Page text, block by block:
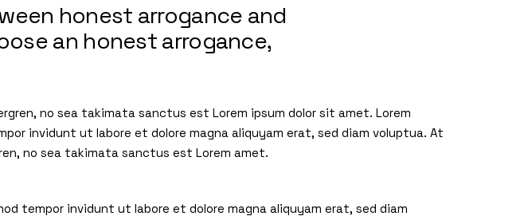
honest arrogance and
an honest arrogance,
no sea takimata sanctus est Lorem ipsum dolor sit amet. Lorem
invidunt ut labore et dolore magna aliquyam erat, sed diam voluptua. At
no sea takimata sanctus est Lorem amet.
tempor invidunt ut labore et dolore magna aliquyam erat, sed diam